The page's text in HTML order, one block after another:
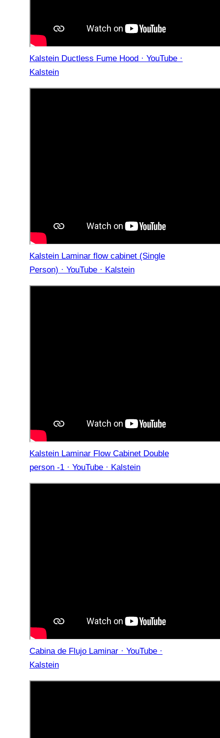
Kalstein Ductless Fume Hood · YouTube ·
Kalstein
Kalstein Laminar flow cabinet (Single
Person) · YouTube · Kalstein
Kalstein Laminar Flow Cabinet Double
person -1 · YouTube · Kalstein
Cabina de Flujo Laminar · YouTube ·
Kalstein